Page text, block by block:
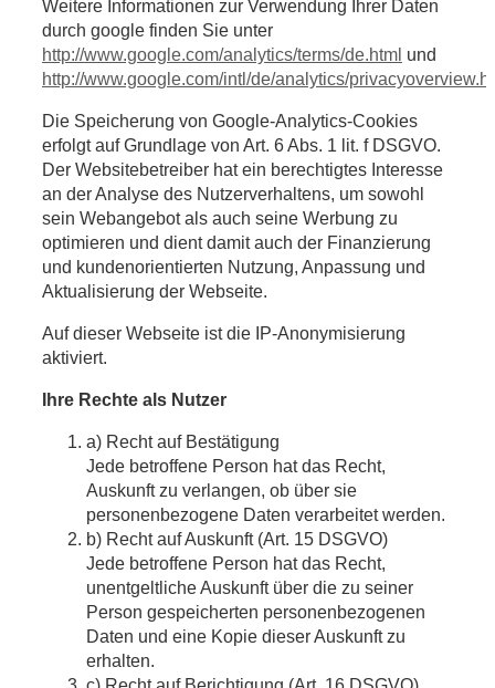
Weitere Informationen zur Verwendung Ihrer Daten
durch google finden Sie unter
http://www.google.com/analytics/terms/de.html und
http://www.google.com/intl/de/analytics/
Die Speicherung von Google-Analytics-Cookies
erfolgt auf Grundlage von Art. 6 Abs. 1 lit. f DSGVO.
Der Websitebetreiber hat ein berechtigtes Interesse
an der Analyse des Nutzerverhaltens, um sowohl
sein Webangebot als auch seine Werbung zu
optimieren und dient damit auch der Finanzierung
und kundenorientierten Nutzung, Anpassung und
Aktualisierung der Webseite.
Auf dieser Webseite ist die IP-Anonymisierung
aktiviert.
Ihre Rechte als Nutzer
a) Recht auf Bestätigung
Jede betroffene Person hat das Recht,
Auskunft zu verlangen, ob über sie
personenbezogene Daten verarbeitet werden.
b) Recht auf Auskunft (Art. 15 DSGVO)
Jede betroffene Person hat das Recht,
unentgeltliche Auskunft über die zu seiner
Person gespeicherten personenbezogenen
Daten und eine Kopie dieser Auskunft zu
erhalten.